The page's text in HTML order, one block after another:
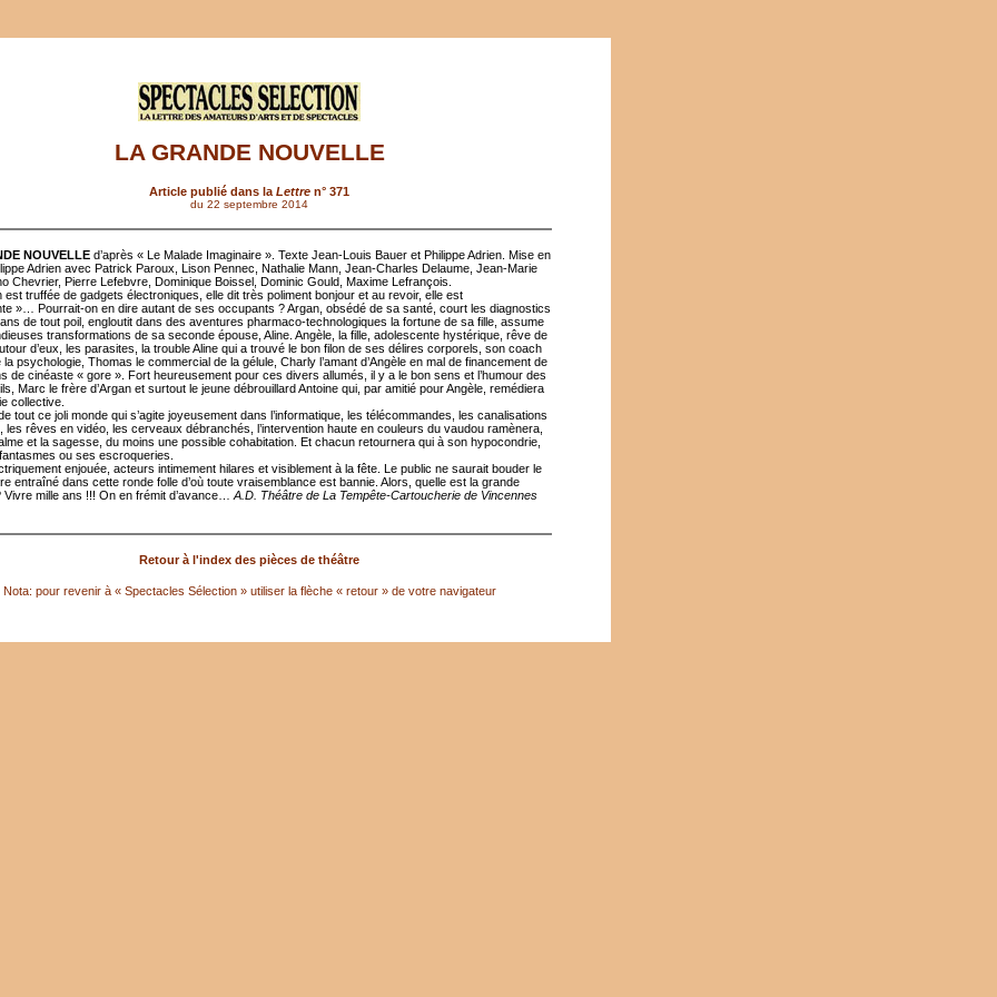
LA GRANDE NOUVELLE
Article publié dans la Lettre n° 371
du 22 septembre 2014
NOUVELLE d’après « Le Malade Imaginaire ». Texte Jean-Louis Bauer et Philippe Adrien. Mise en
Adrien avec Patrick Paroux, Lison Pennec, Nathalie Mann, Jean-Charles Delaume, Jean-Marie
Chevrier, Pierre Lefebvre, Dominique Boissel, Dominic Gould, Maxime Lefrançois.
est truffée de gadgets électroniques, elle dit très poliment bonjour et au revoir, elle est
»… Pourrait-on en dire autant de ses occupants ? Argan, obsédé de sa santé, court les diagnostics
de tout poil, engloutit dans des aventures pharmaco-technologiques la fortune de sa fille, assume
transformations de sa seconde épouse, Aline. Angèle, la fille, adolescente hystérique, rêve de
d’eux, les parasites, la trouble Aline qui a trouvé le bon filon de ses délires corporels, son coach
psychologie, Thomas le commercial de la gélule, Charly l’amant d’Angèle en mal de financement de
de cinéaste « gore ». Fort heureusement pour ces divers allumés, il y a le bon sens et l’humour des
Marc le frère d’Argan et surtout le jeune débrouillard Antoine qui, par amitié pour Angèle, remédiera
collective.
tout ce joli monde qui s’agite joyeusement dans l’informatique, les télécommandes, les canalisations
les rêves en vidéo, les cerveaux débranchés, l’intervention haute en couleurs du vaudou ramènera,
et la sagesse, du moins une possible cohabitation. Et chacun retournera qui à son hypocondrie,
ou ses escroqueries.
enjouée, acteurs intimement hilares et visiblement à la fête. Le public ne saurait bouder le
entraîné dans cette ronde folle d’où toute vraisemblance est bannie. Alors, quelle est la grande
Vivre mille ans !!! On en frémit d’avance… A.D. Théâtre de La Tempête-Cartoucherie de Vincennes
Retour à l'index des pièces de théâtre
Nota: pour revenir à « Spectacles Sélection » utiliser la flèche « retour » de votre navigateur